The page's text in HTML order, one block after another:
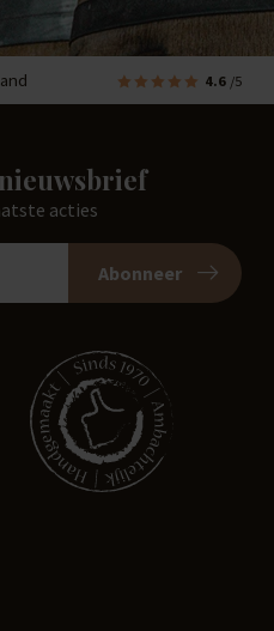
4.6 /5
acties
Abonneer